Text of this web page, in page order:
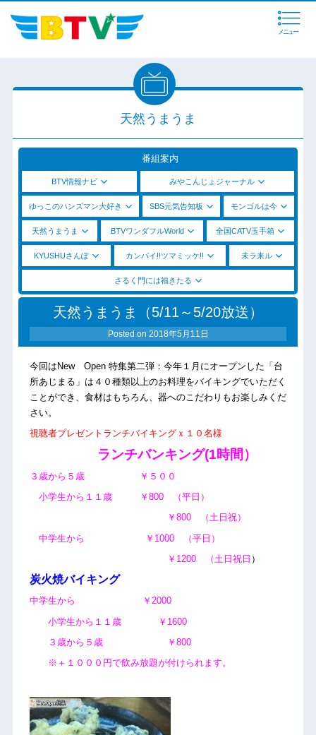
メニュー
天然うまうま
番組案内
BTV情報ナビ みやこんじょジャーナル
ゆっこのハンズマン大好き SBS元気告知板 モンゴルは今
天然うまうま BTVワンダフルWorld 全国CATV玉手箱
KYUSHUさんぽ カンパイ!!ツマミッケ!! 未ラ来ル
さるく門には福きたる
天然うまうま（5/11～5/20放送）
Posted on 2018年5月11日
今回はNew Open 特集第二弾：今年１月にオープンした「台
所あじまる」は４０種類以上のお料理をバイキングでいただく
ことができ、食材はもちろん、器へのこだわりもお楽しみくだ
さい。
視聴者プレゼントランチバイキングｘ１０名様
ランチバンキング(1時間）
３歳から５歳 ￥５００
小学生から１１歳 ￥800 （平日）
￥800 （土日祝）
中学生から ￥1000 （平日）
￥1200 （土日祝日 ）
炭火焼バイキング
中学生から ￥2000
小学生から１１歳 ￥1600
３歳から５歳 ￥800
※＋１０００円で飲み放題が付けられます。